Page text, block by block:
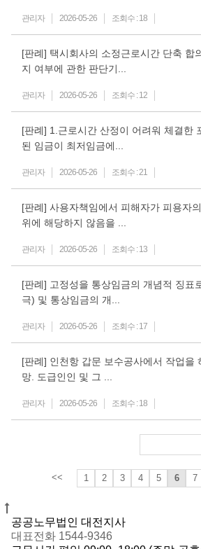
관리자 2026-05-26 조회수 :18
[판례] 택시회사의 소정근로시간 단축 합
지 여부에 관한 판단기...
관리자 2026-05-26 조회수 :12
[판례] 1.근로시간 산정이 어려워 체결한
된 임금이 최저임금에...
관리자 2026-05-26 조회수 :21
[판례] 사용자책임에서 피해자가 피용자
위에 해당하지 않음을 ...
관리자 2026-05-26 조회수 :13
[판례] 고정성을 통상임금의 개념적 징표
극) 및 통상임금의 개...
관리자 2026-05-26 조회수 :17
[판례] 인천항 갑문 보수공사에서 작업을
망. 도급인인 및 그 ...
관리자 2026-05-26 조회수 :18
<< 1 2 3 4 5 6 7
공공노무법인 대전지사
대표전화 1544-9346